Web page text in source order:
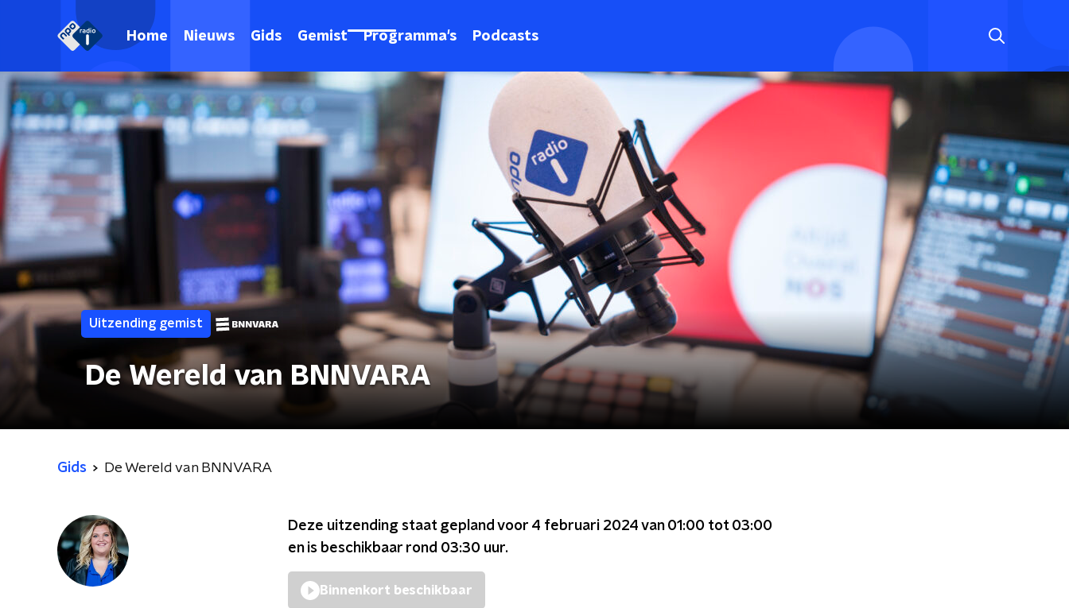
Home Nieuws Gids Gemist Programma's Podcasts
Uitzending gemist
De Wereld van BNNVARA
Gids De Wereld van BNNVARA
Deze uitzending staat gepland voor 4 februari 2024 van 01:00 tot 03:00
en is beschikbaar rond 03:30 uur.
Binnenkort beschikbaar